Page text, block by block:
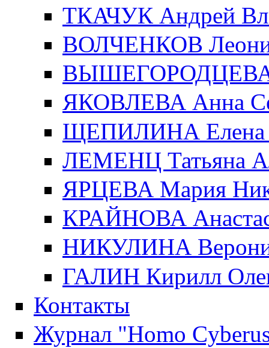
ТКАЧУК Андрей
ВОЛЧЕНКОВ
ВЫШЕГОРОДЦЕВА
ЯКОВЛЕВА Анна
ЩЕПИЛИНА Елена
ЛЕМЕНЦ Татьяна
ЯРЦЕВА Мария
КРАЙНОВА
НИКУЛИНА
ГАЛИН Кирилл
Контакты
Журнал "Homo